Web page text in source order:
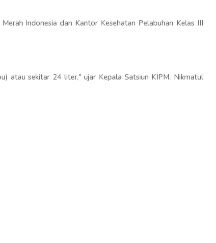
Indonesia dan Kantor Kesehatan Pelabuhan Kelas III
atau sekitar 24 liter," ujar Kepala Satsiun KIPM, Nikmatul